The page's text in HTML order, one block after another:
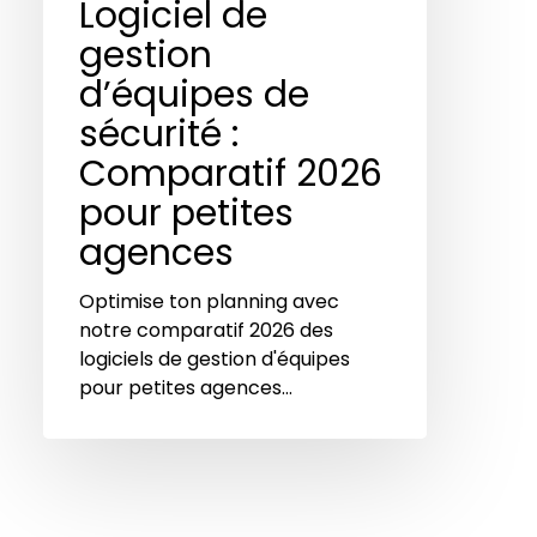
Logiciel de
gestion
d’équipes de
sécurité :
Comparatif 2026
pour petites
agences
Optimise ton planning avec
notre comparatif 2026 des
logiciels de gestion d'équipes
pour petites agences…